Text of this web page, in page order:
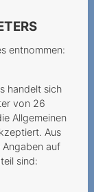
entnommen:
handelt sich
von 26
Allgemeinen
Aus
Angaben auf
sind: